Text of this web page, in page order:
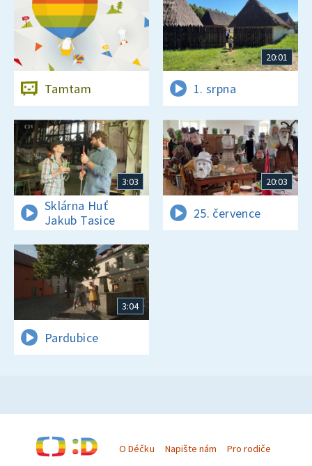
Tamtam
20:01
1. srpna
3:03
Sklárna Huť
Jakub Tasice
20:03
25. července
3:04
Pardubice
O Déčku Napište nám Pro rodiče